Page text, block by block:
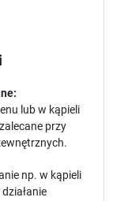
lub w kąpieli
przy
np. w kąpieli